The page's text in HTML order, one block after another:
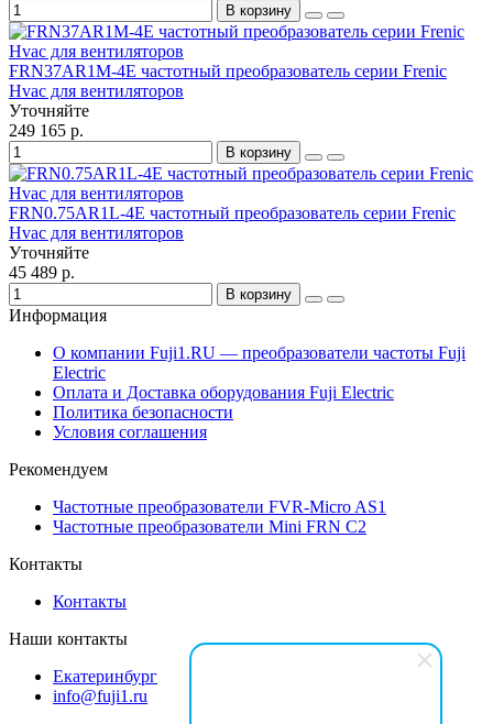
В корзину
FRN37AR1M-4E частотный преобразователь серии Frenic
Hvac для вентиляторов
Уточняйте
249 165 р.
В корзину
FRN0.75AR1L-4E частотный преобразователь серии Frenic
Hvac для вентиляторов
Уточняйте
45 489 р.
В корзину
Информация
О компании Fuji1.RU — преобразователи частоты Fuji
Electric
Оплата и Доставка оборудования Fuji Electric
Политика безопасности
Условия соглашения
Рекомендуем
Частотные преобразователи FVR-Micro AS1
Частотные преобразователи Mini FRN C2
Контакты
Контакты
Наши контакты
Екатеринбург
info@fuji1.ru